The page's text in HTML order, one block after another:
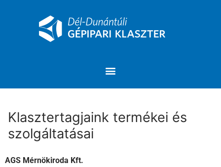
Klasztertagjaink termékei és
szolgáltatásai
AGS Mérnökiroda Kft.